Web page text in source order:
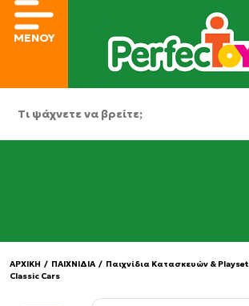
ΜΕΝΟΥ
ΑΡΧΙΚΗ / ΠΑΙΧΝΙΔΙΑ / Παιχνίδια Κατασκευών & Playset
Classic Cars